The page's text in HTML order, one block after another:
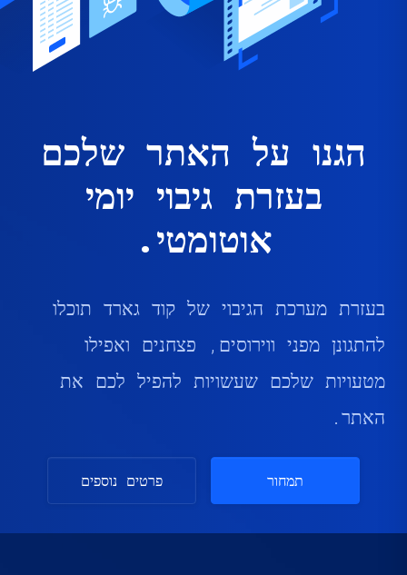
הגנו על האתר שלכם
בעזרת גיבוי יומי
אוטומטי.
בעזרת מערכת הגיבוי של קוד גארד תוכלו
להתגונן מפני ווירוסים, פצחנים ואפילו
מטעויות שלכם שעשויות להפיל לכם את
האתר.
תמחור פרטים נוספים